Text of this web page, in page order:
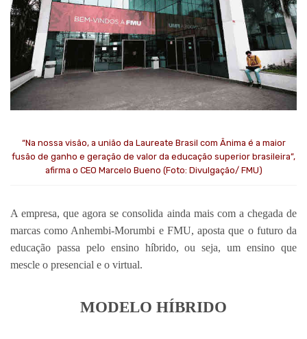
“Na nossa visão, a união da Laureate Brasil com Ânima é a maior
fusão de ganho e geração de valor da educação superior brasileira”,
afirma o CEO Marcelo Bueno (Foto: Divulgação/ FMU)
A empresa, que agora se consolida ainda mais com a chegada de
marcas como Anhembi-Morumbi e FMU, aposta que o futuro da
educação passa pelo ensino híbrido, ou seja, um ensino que
mescle o presencial e o virtual.
MODELO HÍBRIDO